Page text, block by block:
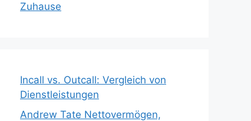
Zuhause
Incall vs. Outcall: Vergleich von
Dienstleistungen
Andrew Tate Nettovermögen,